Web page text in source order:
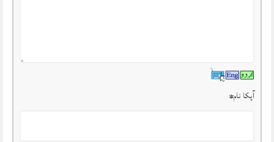
آپکا نام*